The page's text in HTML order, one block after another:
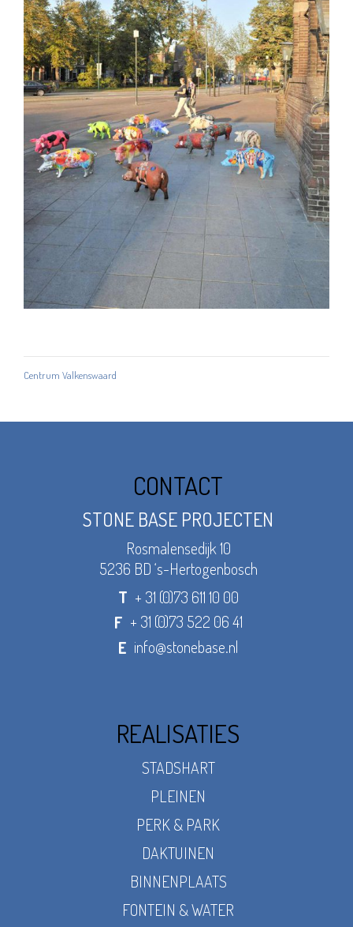
Centrum Valkenswaard
CONTACT
STONE BASE PROJECTEN
Rosmalensedijk 10
5236 BD ‘s-Hertogenbosch
T + 31 (0)73 611 10 00
F + 31 (0)73 522 06 41
E info@stonebase.nl
REALISATIES
STADSHART
PLEINEN
PERK & PARK
DAKTUINEN
BINNENPLAATS
FONTEIN & WATER